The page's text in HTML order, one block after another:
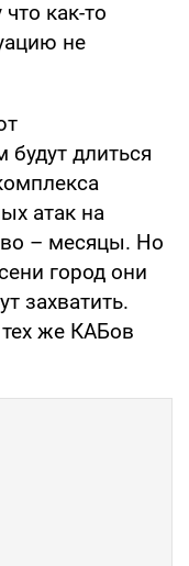
как-то
не
будут длиться
атак на
– месяцы. Но
город они
захватить.
же КАБов